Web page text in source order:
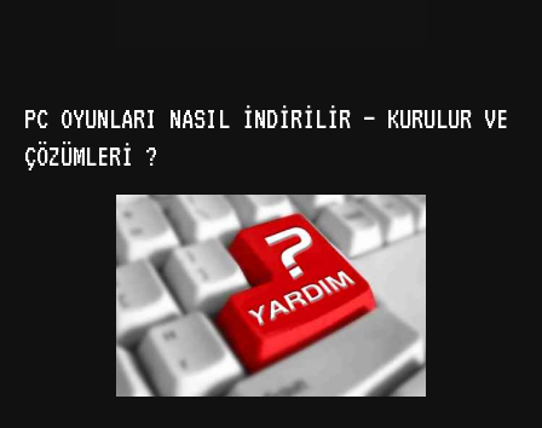
PC OYUNLARI NASIL İNDIRILIR – KURULUR VE
ÇÖZÜMLERI ?